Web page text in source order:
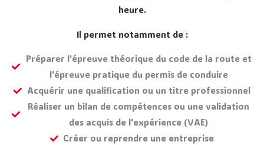
heure.
Il permet notamment de :
Préparer l'épreuve théorique du code de la route et
l'épreuve pratique du permis de conduire
Acquérir une qualification ou un titre professionnel
Réaliser un bilan de compétences ou une validation
des acquis de l'expérience (VAE)
Créer ou reprendre une entreprise